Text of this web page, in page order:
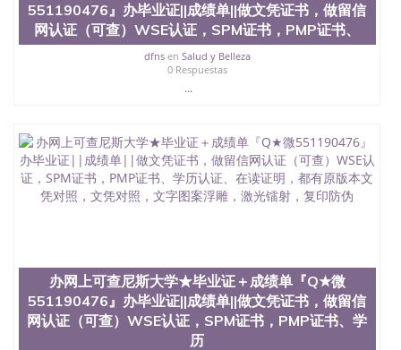
551190476』办毕业证||成绩单||做文凭证书，做留信
网认证（可查）WSE认证，SPM证书，PMP证书、
dfnsen Salud y Belleza
0 Respuestas
...
办网上可查尼斯大学★毕业证＋成绩单『Q★微
551190476』办毕业证||成绩单||做文凭证书，做留信
网认证（可查）WSE认证，SPM证书，PMP证书、学
历